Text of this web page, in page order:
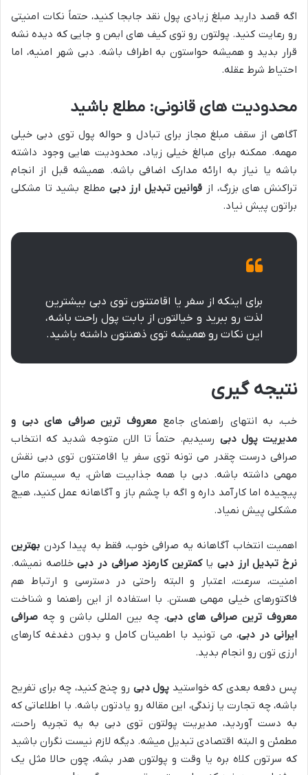
اگه قصد دارید مبلغ زیادی پول نقد جابجا کنید، حتماً نکات امنیتی
رو رعایت کنید. پولتون رو توی کیف های ایمن و جایی که دیده نشه
قرار بدید و همیشه حواستون به اطراف باشه. دبی شهر امنیه، اما
احتیاط شرط عقله.
محدودیت های قانونی: مطلع باشید
آگاهی از سقف مبلغ مجاز برای تبادل و حواله پول توی دبی خیلی
مهمه. ممکنه برای مبالغ خیلی زیاد، محدودیت هایی وجود داشته
باشه یا نیاز به ارائه مدارک اضافی باشه. همیشه قبل از انجام
تراکنش های بزرگ، از قوانین تبدیل ارز دبی مطلع بشید تا مشکلی
براتون پیش نیاد.
برای اینکه از سفر یا اقامتتون توی دبی بیشترین
لذت رو ببرید و خیالتون از بابت پول راحت باشه،
این نکات رو همیشه توی ذهنتون داشته باشید.
نتیجه گیری
خب، به انتهای راهنمای جامع معروف ترین صرافی های دبی و
مدیریت پول دبیرسیدیم. حتماً تا الان متوجه شدید که انتخاب
صرافی درست چقدر می تونه توی سفر یا اقامتتون توی دبی نقش
مهمی داشته باشه. دبی با همه جذابیت هاش، یه سیستم مالی
پیچیده اما کارآمد داره و اگه با چشم باز و آگاهانه عمل کنید، هیچ
مشکلی پیش نمیاد.
اهمیت انتخاب آگاهانه یه صرافی خوب، فقط به پیدا کردن بهترین
نرخ تبدیل ارز دبییاکمترین کارمزد صرافی در دبیخلاصه نمیشه.
امنیت، سرعت، اعتبار و البته راحتی در دسترسی و ارتباط هم
فاکتورهای خیلی مهمی هستن. با استفاده از این راهنما و شناخت
معروف ترین صرافی های دبی، چه بین المللی باشن و چه صرافی
ایرانی در دبی، می تونید با اطمینان کامل و بدون دغدغه کارهای
ارزی تون رو انجام بدید.
پس دفعه بعدی که خواستید پول دبی رو چنج کنید، چه برای تفریح
باشه، چه تجارت یا زندگی، این مقاله رو یادتون باشه. با اطلاعاتی که
به دست آوردید، مدیریت پولتون توی دبی به یه تجربه راحت،
مطمئن و البته اقتصادی تبدیل میشه. دیگه لازم نیست نگران باشید
که سرتون کلاه بره یا وقت و پولتون هدر بشه، چون حالا مثل یک